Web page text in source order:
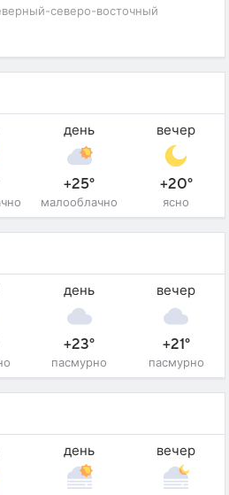
северо-восточный
день
+25°
малооблачно
вечер
+20°
ясно
день
+23°
пасмурно
вечер
+21°
пасмурно
день вечер